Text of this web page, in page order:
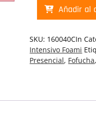
Fofucha
Futbolista
|
Curso
Presencial
Intensivo
cantidad
Añadir al
SKU: 160040CIn
Intensivo Foami
Presencial, Fofucha,